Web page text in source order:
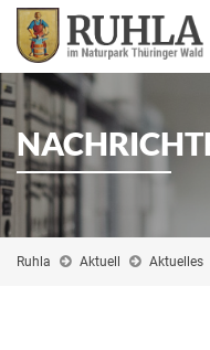
Ruhla Aktuell Aktuelles